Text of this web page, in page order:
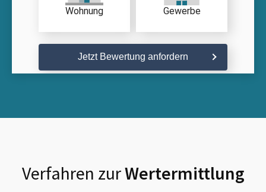
Wohnung Gewerbe
Jetzt Bewertung anfordern
Verfahren zurWertermittlung